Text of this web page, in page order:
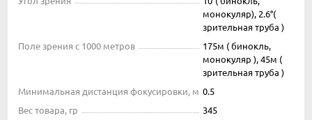
монокуляр), 2.6°(
зрительная труба )
Поле зрения с 1000 метров
175м ( бинокль,
монокуляр ), 45м (
зрительная труба )
Минимальная дистанция фокусировки, м 0.5
Вес товара, гр
345